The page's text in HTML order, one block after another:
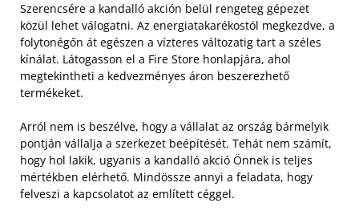
Szerencsére a kandalló akción belül rengeteg gépezet
közül lehet válogatni. Az energiatakarékostól megkezdve, a
folytonégőn át egészen a vízteres változatig tart a széles
kínálat. Látogasson el a Fire Store honlapjára, ahol
megtekintheti a kedvezményes áron beszerezhető
termékeket.
Arról nem is beszélve, hogy a vállalat az ország bármelyik
pontján vállalja a szerkezet beépítését. Tehát nem számít,
hogy hol lakik, ugyanis a kandalló akció Önnek is teljes
mértékben elérhető. Mindössze annyi a feladata, hogy
felveszi a kapcsolatot az említett céggel.